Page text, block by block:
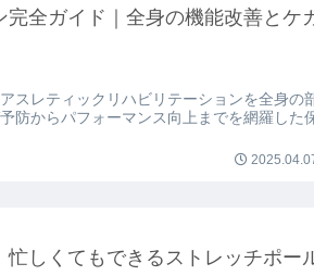
完全ガイド｜全身の機能改善とケ
スレティックリハビリテーションを全身の
防からパフォーマンス向上までを網羅した
忙しくてもできるストレッチポー